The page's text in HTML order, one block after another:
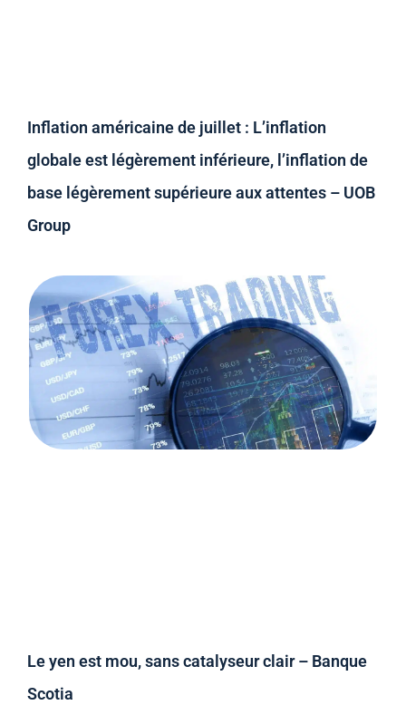
Inflation américaine de juillet : L’inflation
globale est légèrement inférieure, l’inflation de
base légèrement supérieure aux attentes – UOB
Group
Le yen est mou, sans catalyseur clair – Banque
Scotia